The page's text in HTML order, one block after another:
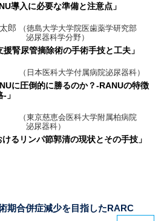
導入に必要な準備と注意点」
郎
（徳島大学大学院医歯薬学研究部
泌尿器科学分野）
援腎尿管摘除術の手術手技と工夫」
（日本医科大学付属病院泌尿器科）
に圧倒的に勝るのか？-RANUの特徴
」
（東京慈恵会医科大学附属柏病院
泌尿器科）
けるリンパ節郭清の現状とその手技」
期合併症減少を目指したRARC